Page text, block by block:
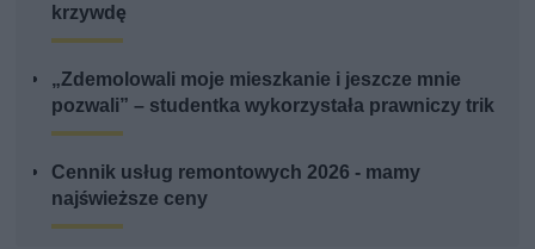
krzywdę
„Zdemolowali moje mieszkanie i jeszcze mnie
pozwali” – studentka wykorzystała prawniczy trik
Cennik usług remontowych 2026 - mamy
najświeższe ceny